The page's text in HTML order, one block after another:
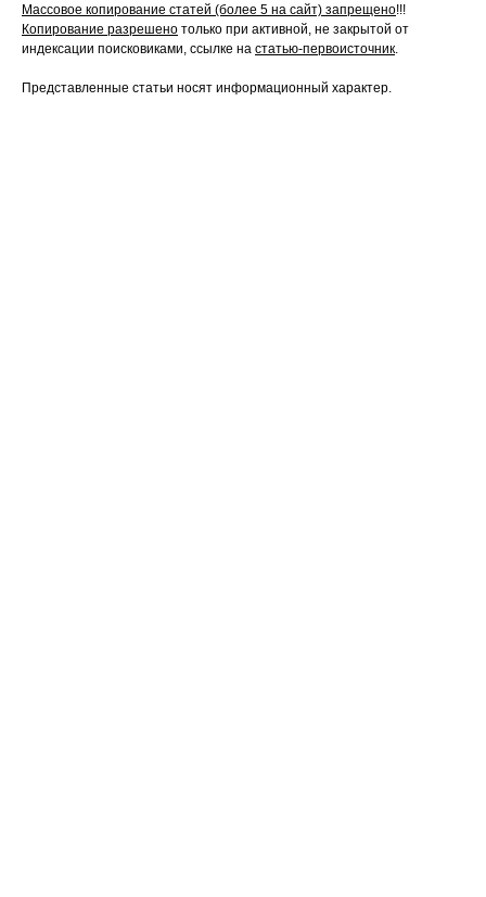
Массовое копирование статей (более 5 на сайт) запрещено!!!
Копирование разрешено только при активной, не закрытой от
индексации поисковиками, ссылке на статью-первоисточник.
Представленные статьи носят информационный характер.